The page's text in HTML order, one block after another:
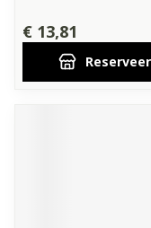
€ 13,81
Reserveer